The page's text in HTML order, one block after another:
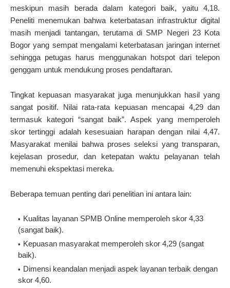
meskipun masih berada dalam kategori baik, yaitu 4,18.
Peneliti menemukan bahwa keterbatasan infrastruktur digital
masih menjadi tantangan, terutama di SMP Negeri 23 Kota
Bogor yang sempat mengalami keterbatasan jaringan internet
sehingga petugas harus menggunakan hotspot dari telepon
genggam untuk mendukung proses pendaftaran.
Tingkat kepuasan masyarakat juga menunjukkan hasil yang
sangat positif. Nilai rata-rata kepuasan mencapai 4,29 dan
termasuk kategori “sangat baik”. Aspek yang memperoleh
skor tertinggi adalah kesesuaian harapan dengan nilai 4,47.
Masyarakat menilai bahwa proses seleksi yang transparan,
kejelasan prosedur, dan ketepatan waktu pelayanan telah
memenuhi ekspektasi mereka.
Beberapa temuan penting dari penelitian ini antara lain:
Kualitas layanan SPMB Online memperoleh skor 4,33
(sangat baik).
Kepuasan masyarakat memperoleh skor 4,29 (sangat
baik).
Dimensi keandalan menjadi aspek layanan terbaik dengan
skor 4,60.